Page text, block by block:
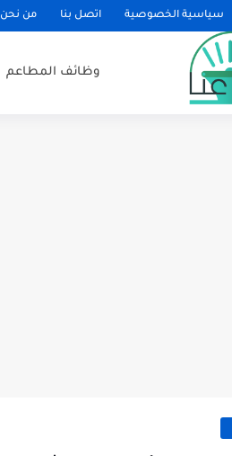
سياسية الخصوصية اتصل بنا من نحن
وظائف المطاعم